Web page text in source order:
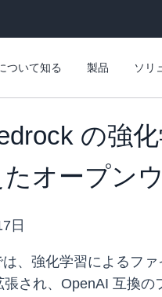
ついて知る 製品 ソリ
の強
オープン
日
、強化学習によるフ
張され、OpenAI 互換